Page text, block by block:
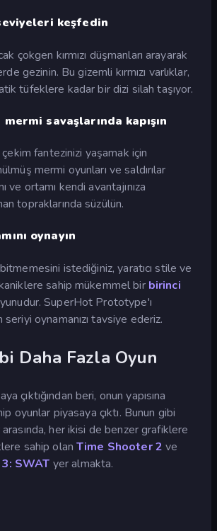
keşfedin
çokgen kırmızı düşmanları arayarak
gezinin. Bu gizemli kırmızı varlıklar,
tüfeklere kadar bir dizi silah taşıyor.
savaşlarında kapışın
çekim fantezinizi yaşamak için
mermi oyunları ve saldırılar
ve ortamı kendi avantajınıza
topraklarında süzülün.
oynayın
istediğiniz, yaratıcı stile ve
sahip mükemmel bir birinci
SuperHot Prototype'ı
oynamanızı tavsiye ederiz.
Daha Fazla Oyun
çıktığından beri, onun yapısına
oyunlar piyasaya çıktı. Bunun gibi
her ikisi de benzer grafiklere
sahip olanTime Shooter 2 ve
SWAT yer almakta.